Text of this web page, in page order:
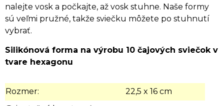
nalejte vosk a počkajte, až vosk stuhne. Naše formy
sú veľmi pružné, takže sviečku môžete po stuhnutí
vybrať.
Silikónová forma na výrobu 10 čajových sviečok v
tvare hexagonu
Rozmer:
22,5 x 16 cm